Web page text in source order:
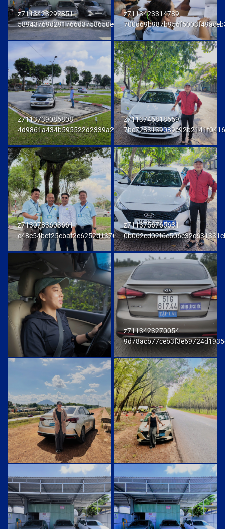
z7113423292851
58943769d291766d3758650e972d81fd
z7113423314789
z7113739086808
4d9861a434b595522d2339a23458e048
z7113746818659
z7130783603661
c48c54bcf25cbaf2e6252d137093a294
z7113756765631
z7113423270054